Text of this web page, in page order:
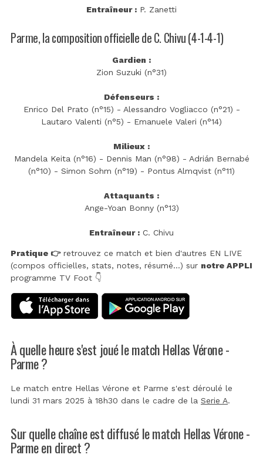
Entraîneur : P. Zanetti
Parme, la composition officielle de C. Chivu (4-1-4-1)
Gardien :
Zion Suzuki (n°31)
Défenseurs :
Enrico Del Prato (n°15) - Alessandro Vogliacco (n°21) -
Lautaro Valenti (n°5) - Emanuele Valeri (n°14)
Milieux :
Mandela Keita (n°16) - Dennis Man (n°98) - Adrián Bernabé
(n°10) - Simon Sohm (n°19) - Pontus Almqvist (n°11)
Attaquants :
Ange-Yoan Bonny (n°13)
Entraîneur : C. Chivu
Pratique 👉retrouvez ce match et bien d'autres EN LIVE
(compos officielles, stats, notes, résumé...) sur notre APPLI
programme TV Foot 👇
À quelle heure s'est joué le match Hellas Vérone -
Parme ?
Le match entre Hellas Vérone et Parme s'est déroulé le
lundi 31 mars 2025 à 18h30 dans le cadre de la Serie A.
Sur quelle chaîne est diffusé le match Hellas Vérone -
Parme en direct ?